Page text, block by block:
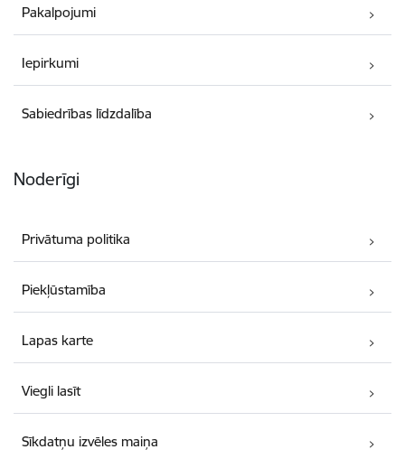
Pakalpojumi
Iepirkumi
Sabiedrības līdzdalība
Noderīgi
Privātuma politika
Piekļūstamība
Lapas karte
Viegli lasīt
Sīkdatņu izvēles maiņa